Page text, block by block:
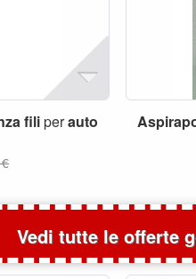
filiperauto
Vedi tutte le offerte